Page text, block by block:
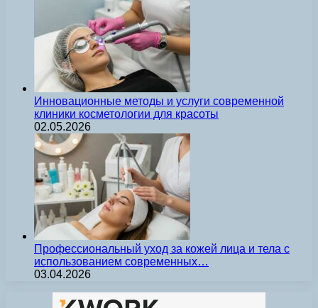
Инновационные методы и услуги современной
клиники косметологии для красоты
02.05.2026
Профессиональный уход за кожей лица и тела с
использованием современных…
03.04.2026